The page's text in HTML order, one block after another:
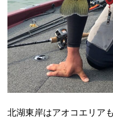
北湖東岸はアオコエリア